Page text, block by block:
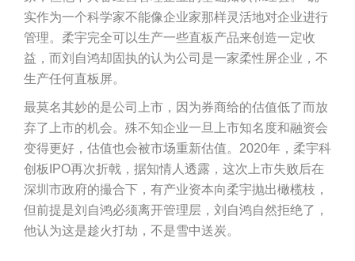
实作为一个科学家不能像企业家那样灵活地对企业进行
管理。柔宇完全可以生产一些直板产品来创造一定收
益，而刘自鸿却固执的认为公司是一家柔性屏企业，不
生产任何直板屏。
最莫名其妙的是公司上市，因为券商给的估值低了而放
弃了上市的机会。殊不知企业一旦上市知名度和融资会
变得更好，估值也会被市场重新估值。2020年，柔宇科
创板IPO再次折戟，据知情人透露，这次上市失败后在
深圳市政府的撮合下，有产业资本向柔宇抛出橄榄枝，
但前提是刘自鸿必须离开管理层，刘自鸿自然拒绝了，
他认为这是趁火打劫，不是雪中送炭。